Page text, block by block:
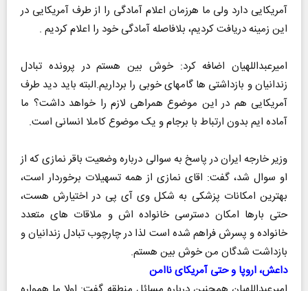
آمریکایی دارد ولی ما هرزمان اعلام آمادگی را از طرف آمریکایی در
این زمینه دریافت کردیم، بلافاصله آمادگی خود را اعلام کردیم .
امیرعبداللهیان اضافه کرد: خوش بین هستم در پرونده تبادل
زندانیان و بازداشتی ها گامهای خوبی را برداریم.البته باید دید طرف
آمریکایی هم در این موضوع همراهی لازم را خواهد داشت؟ ما
آماده ایم بدون ارتباط با برجام و یک موضوع کاملا انسانی است.
وزیر خارجه ایران در پاسخ به سوالی درباره وضعیت باقر نمازی که از
او سوال شد، گفت: اقای نمازی از همه تسهیلات برخوردار است،
بهترین امکانات پزشکی به شکل وی آی پی در اختیارش هست،
حتی بارها امکان دسترسی خانواده اش و ملاقات های متعدد
خانواده و پسرش فراهم شده است لذا در چارچوب تبادل زندانیان و
بازداشت شدگان من خوش بین هستم.
داعش، اروپا و حتی آمریکای ناامن